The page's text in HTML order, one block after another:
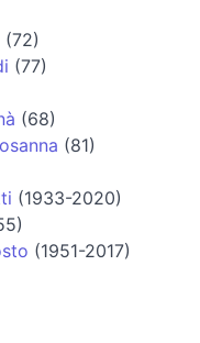
(72)
(77)
(68)
(81)
(1933-2020)
(1951-2017)